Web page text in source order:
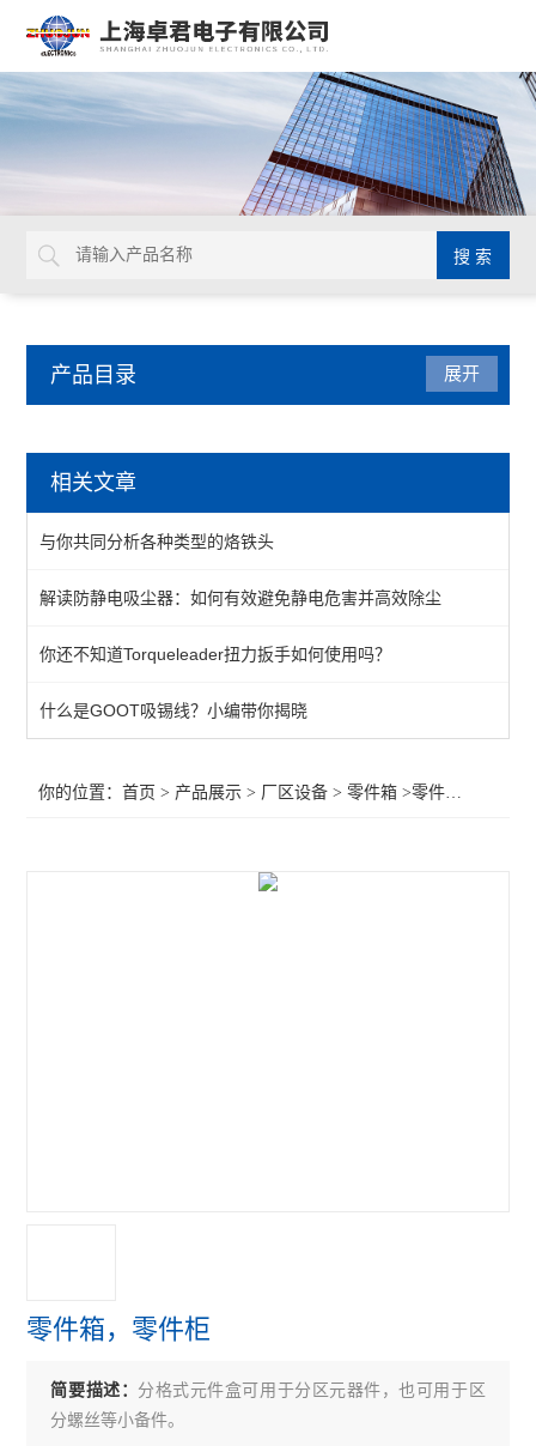
产品目录
工作台
生产辅助设备
零件箱
工具车/柜
超声波清洗机
查看全部 >>
展开
相关文章
与你共同分析各种类型的烙铁头
解读防静电吸尘器：如何有效避免静电危害并高效除尘
你还不知道Torqueleader扭力扳手如何使用吗？
什么是GOOT吸锡线？小编带你揭晓
你的位置：首页 > 产品展示 > 厂区设备 >零件箱 >零件箱，零件柜
零件箱，零件柜
简要描述： 分格式元件盒可用于分区元器件，也可用于区
分螺丝等小备件。